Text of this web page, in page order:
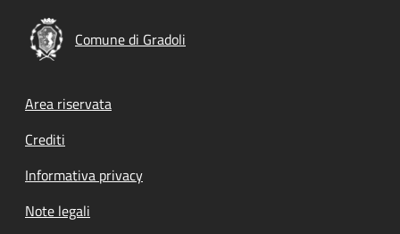
Comune di Gradoli
Footer menu
Area riservata
Crediti
Informativa privacy
Note legali